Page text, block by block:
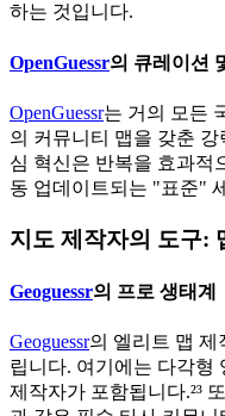
하는 것입니다.
OpenGuessr의 큐레이션
OpenGuessr는 거의 모든
의 커뮤니티 맵을 갖춘
심 혁신은 반복을 효과적
동 업데이트되는 "표준"
지도 제작자의 도구:
Geoguessr의 프로 생태계
Geoguessr의 엘리트 맵 제
립니다. 여기에는 다각형
제작자가 포함됩니다.²³